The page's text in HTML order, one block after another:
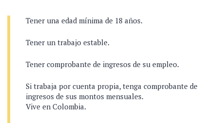
Tener una edad mínima de 18 años.
Tener un trabajo estable.
Tener comprobante de ingresos de su empleo.
Si trabaja por cuenta propia, tenga comprobante de
ingresos de sus montos mensuales.
Vive en Colombia.